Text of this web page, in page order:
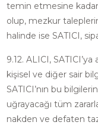
temin etmesine
olup, mezkur
halinde ise SATICI,
9.12. ALICI,
kişisel ve diğer sair
SATICI’nın bu
uğrayacağı tüm
nakden ve defaten